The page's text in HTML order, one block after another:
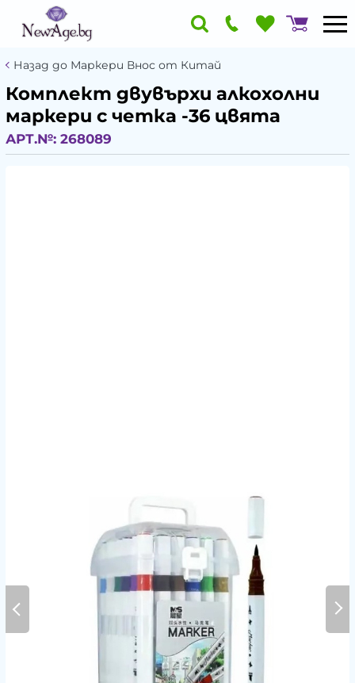
Назад до Маркери Внос от Китай
Комплект двувърхи алкохолни
маркери с четка -36 цвята
АРТ.№: 268089